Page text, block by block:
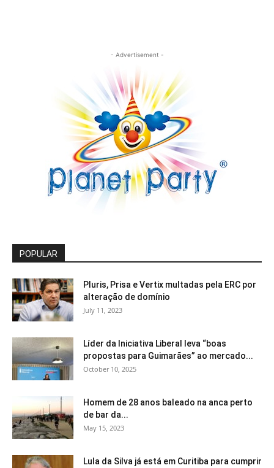
- Advertisement -
POPULAR
Pluris, Prisa e Vertix multadas pela ERC por
alteração de domínio
July 11, 2023
Líder da Iniciativa Liberal leva “boas
propostas para Guimarães” ao mercado...
October 10, 2025
Homem de 28 anos baleado na anca perto
de bar da...
May 15, 2023
Lula da Silva já está em Curitiba para cumprir